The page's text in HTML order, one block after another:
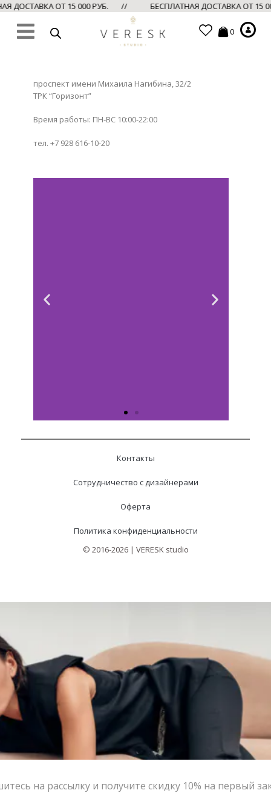
ДОСТАВКА ОТ 15 000 РУБ. // БЕСПЛАТНАЯ ДОСТАВКА ОТ
0
проспект имени Михаила Нагибина, 32/2
ТРК “Горизонт”
Время работы: ПН-ВС 10:00-22:00
тел. +7 928 616-10-20
Контакты
Сотрудничество с дизайнерами
Оферта
Политика конфиденциальности
© 2016-2026 | VERESK studio
на рассылку и получите скидку 10% на первый